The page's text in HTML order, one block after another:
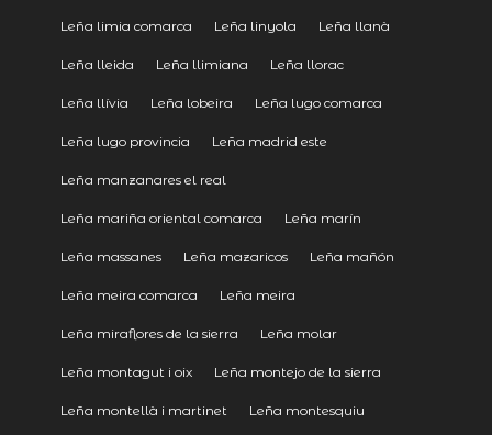
Leña limia comarca Leña linyola Leña llanà
Leña lleida Leña llimiana Leña llorac
Leña llívia Leña lobeira Leña lugo comarca
Leña lugo provincia Leña madrid este
Leña manzanares el real
Leña mariña oriental comarca Leña marín
Leña massanes Leña mazaricos Leña mañón
Leña meira comarca Leña meira
Leña miraflores de la sierra Leña molar
Leña montagut i oix Leña montejo de la sierra
Leña montellà i martinet Leña montesquiu